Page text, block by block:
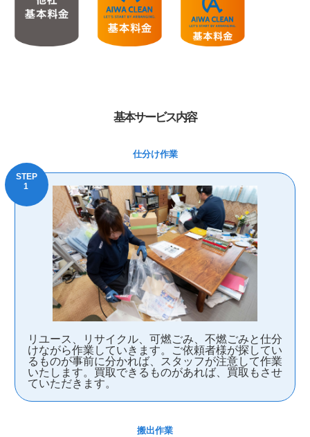
基本サービス内容
仕分け作業
リユース、リサイクル、可燃ごみ、不燃ごみと仕分
けながら作業していきます。ご依頼者様が探してい
るものが事前に分かれば、スタッフが注意して作業
いたします。買取できるものがあれば、買取もさせ
ていただきます。
搬出作業